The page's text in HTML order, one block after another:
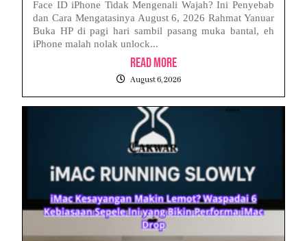
Face ID iPhone Tidak Mengenali Wajah? Ini Penyebab
dan Cara Mengatasinya August 6, 2026 Rahmat Yanuar
Buka HP di pagi hari sambil pasang muka bantal, eh
iPhone malah nolak unlock...
Read More
August 6, 2026